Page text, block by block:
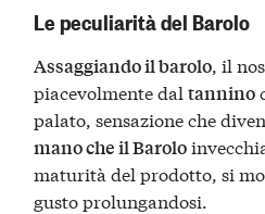
Le peculiarità del Barolo
Assaggiando il barolo, il
piacevolmente daltannino
palato, sensazione che
mano che il Barolo
maturità del prodotto, si
gusto prolungandosi.